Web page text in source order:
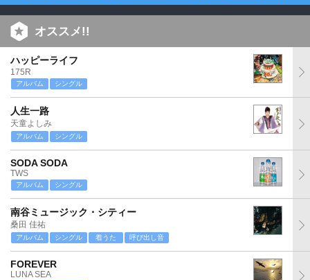
オススメ!!
ハッピーライフ
175R
アルバム シングル
人生一路
天童よしみ
アルバム シングル
SODA SODA
TWS
アルバム シングル
南谷ミュージック・シティー
桑田 佳祐
アルバム シングル 着うた 呼び出し音
FOREVER
LUNA SEA